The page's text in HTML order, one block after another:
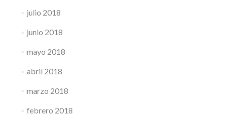
julio 2018
junio 2018
mayo 2018
abril 2018
marzo 2018
febrero 2018